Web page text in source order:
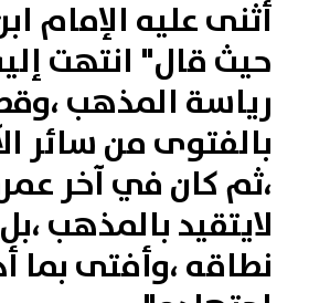
أثنى عليه الإمام
حيث قال" انتهت
رياسة المذهب
بالفتوى من سائر
،ثم كان في آخر
لايتقيد بالمذهب
نطاقه ،وأفتى بما